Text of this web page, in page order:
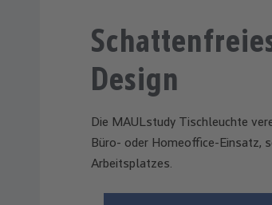
Design
Die MAULstudy Tischleuchte
Büro- oder Homeoffice-Einsatz,
Arbeitsplatzes.